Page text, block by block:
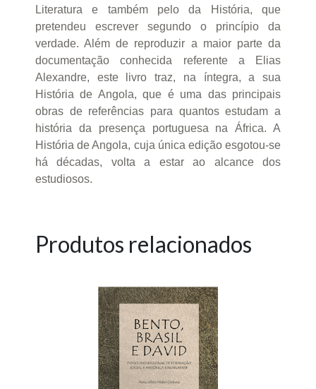
Literatura e também pelo da História, que
pretendeu escrever segundo o princípio da
verdade. Além de reproduzir a maior parte da
documentação conhecida referente a Elias
Alexandre, este livro traz, na íntegra, a sua
História de Angola, que é uma das principais
obras de referências para quantos estudam a
história da presença portuguesa na África. A
História de Angola, cuja única edição esgotou-se
há décadas, volta a estar ao alcance dos
estudiosos.
Produtos relacionados